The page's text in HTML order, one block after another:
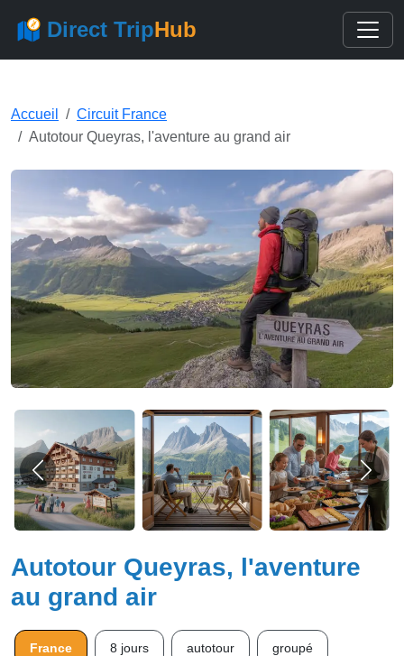
Direct TripHub
Accueil
Circuit France
Autotour Queyras, l'aventure au grand air
Autotour Queyras, l'aventure
au grand air
France 8 jours autotour groupé